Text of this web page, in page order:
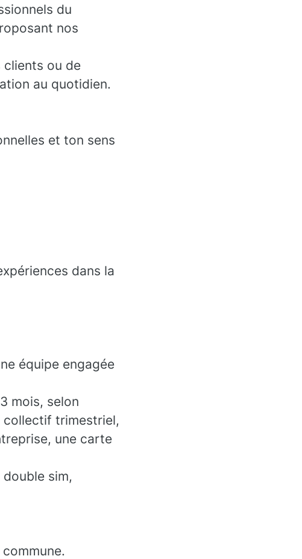
du
nos
ou de
au quotidien.
et ton sens
dans la
équipe engagée
mois, selon
collectif trimestriel,
une carte
sim,